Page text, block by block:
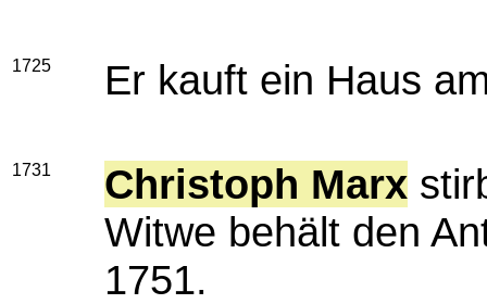
1725 Er kauft ein Haus
1731 Christoph Marx
Witwe behält den
1751.